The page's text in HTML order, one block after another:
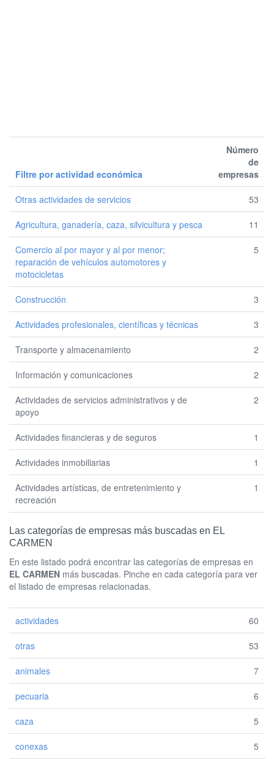
Filtre por actividad económica
Número
de
empresas
Otras actividades de servicios 53
Agricultura, ganadería, caza, silvicultura y pesca 11
Comercio al por mayor y al por menor;
reparación de vehículos automotores y
motocicletas
5
Construcción 3
Actividades profesionales, científicas y técnicas 3
Transporte y almacenamiento 2
Información y comunicaciones 2
Actividades de servicios administrativos y de
apoyo
2
Actividades financieras y de seguros 1
Actividades inmobiliarias 1
Actividades artísticas, de entretenimiento y
recreación
1
Las categorías de empresas más buscadas en EL
CARMEN
En este listado podrá encontrar las categorías de empresas en
EL CARMEN más buscadas. Pinche en cada categoría para ver
el listado de empresas relacionadas.
actividades 60
otras 53
animales 7
pecuaria 6
caza 5
conexas 5